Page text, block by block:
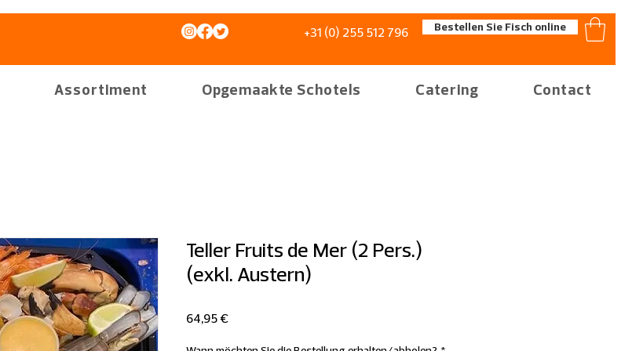
Assortiment Opgemaakte Schotels Catering Contact
+31 (0) 255 512 796 Bestellen Sie Fisch online
Teller Fruits de Mer (2 Pers.)
(exkl. Austern)
64,95 €Preis